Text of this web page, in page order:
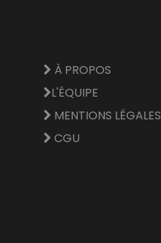
À PROPOS
L'ÉQUIPE
MENTIONS LÉGALES
CGU